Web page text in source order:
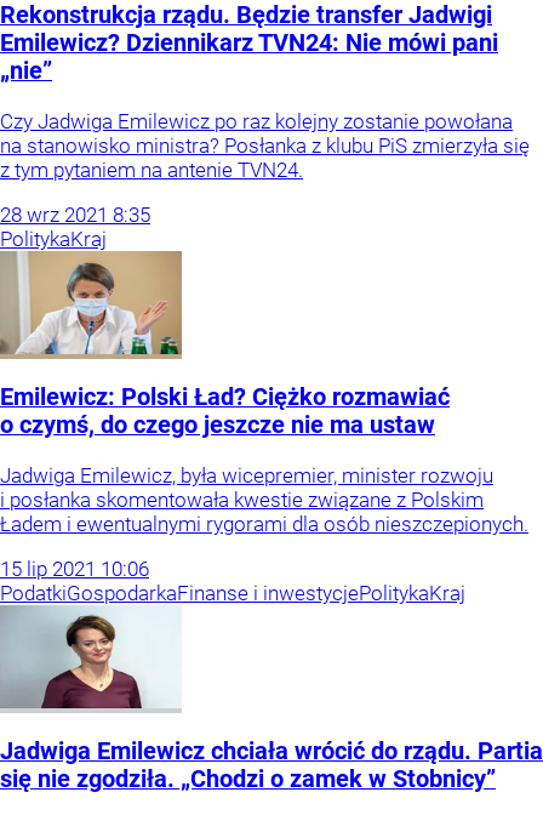
Rekonstrukcja rządu. Będzie transfer Jadwigi
Emilewicz? Dziennikarz TVN24: Nie mówi pani
„nie”
Czy Jadwiga Emilewicz po raz kolejny zostanie powołana
na stanowisko ministra? Posłanka z klubu PiS zmierzyła się
z tym pytaniem na antenie TVN24.
28 wrz 2021 8:35
PolitykaKraj
Emilewicz: Polski Ład? Ciężko rozmawiać
o czymś, do czego jeszcze nie ma ustaw
Jadwiga Emilewicz, była wicepremier, minister rozwoju
i posłanka skomentowała kwestie związane z Polskim
Ładem i ewentualnymi rygorami dla osób nieszczepionych.
15 lip 2021 10:06
PodatkiGospodarkaFinanse i inwestycjePolitykaKraj
Jadwiga Emilewicz chciała wrócić do rządu. Partia
się nie zgodziła. „Chodzi o zamek w Stobnicy”